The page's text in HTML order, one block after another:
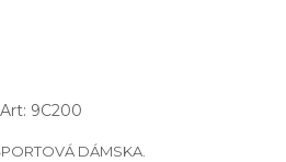
Art: 9C200
DÁMSKA.